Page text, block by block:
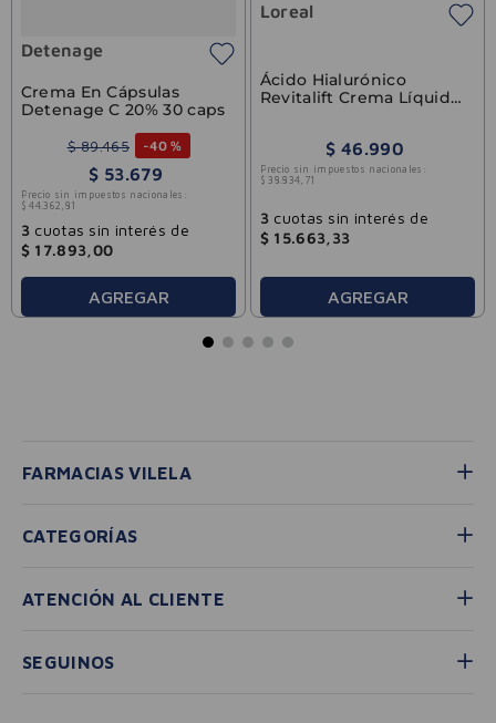
Detenage
Crema En Cápsulas
Detenage C 20% 30 caps
$ 89.465 -40 %
$ 53.679
Precio sin impuestos nacionales:
$ 44.362 , 81
3cuotas sin interés de
$ 17.893 00
AGREGAR
Loreal
Ácido Hialurónico
Revitalift Crema Líquida
$ 46.990
Precio sin impuestos nacionales:
$ 38 .834, 71
3cuotas sin interés de
$ 15.663 33
AGREGAR
FARMACIAS VILELA
CATEGORÍAS
ATENCIÓN AL CLIENTE
SEGUINOS